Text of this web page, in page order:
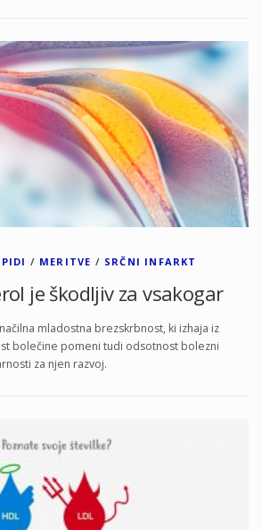
/ MERITVE / SRČNI INFARKT
je škodljiv za vsakogar
mladostna brezskrbnost, ki izhaja iz
bolečine pomeni tudi odsotnost bolezni
za njen razvoj.